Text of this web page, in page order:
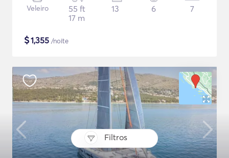
Filtros
Veleiro
55 ft
17 m
13 6 7
$1,355 /noite